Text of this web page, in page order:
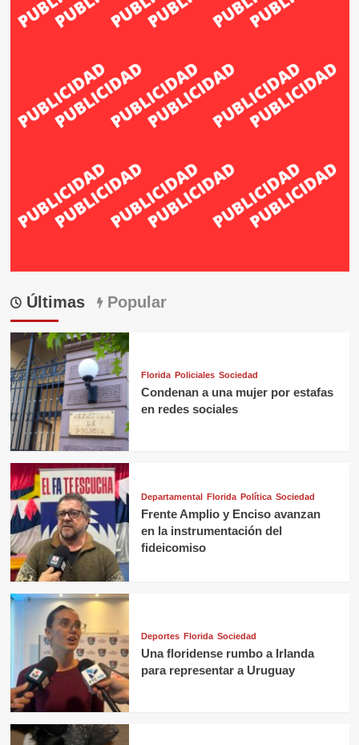
Últimas Popular
Florida Policiales Sociedad
Condenan a una mujer por estafas
en redes sociales
Departamental Florida Política Sociedad
Frente Amplio y Enciso avanzan
en la instrumentación del
fideicomiso
Deportes Florida Sociedad
Una floridense rumbo a Irlanda
para representar a Uruguay